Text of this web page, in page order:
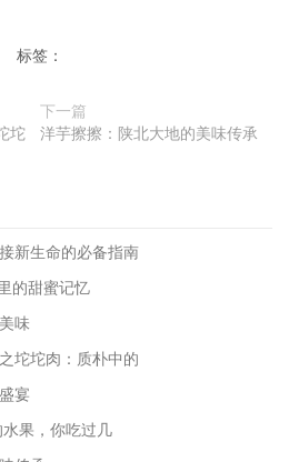
标签：
坨
下一篇
洋芋擦擦：陕北大地的美味传承
新生命的必备指南
的甜蜜记忆
味
坨坨肉：质朴中的
宴
果，你吃过几